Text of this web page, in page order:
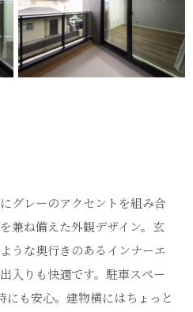
グレーのアクセントを組み合
兼ね備えた外観デザイン。玄
うな奥行きのあるインナーエ
入りも快適です。駐車スペー
にも安心。建物横にはちょっと